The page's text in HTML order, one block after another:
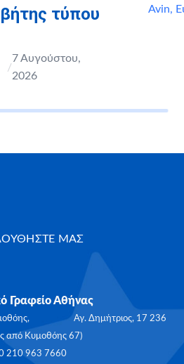
τύπου
/
7 Αυγούστου,
2026
Avin,
ΜΑΣ
Γραφείο Αθήνας
Αγ. Δημήτριος, 17 236
από Κυμοθόης 67)
210 963 7660